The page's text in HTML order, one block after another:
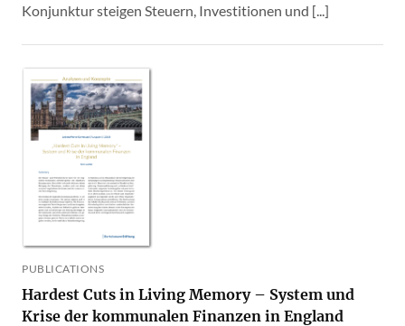
Konjunktur steigen Steuern, Investitionen und [...]
PUBLICATIONS
Hardest Cuts in Living Memory – System und
Krise der kommunalen Finanzen in England